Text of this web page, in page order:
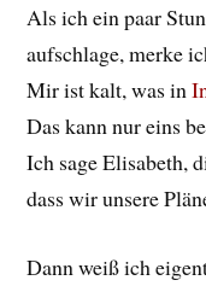
Als ich ein paar
aufschlage, merke
Mir ist kalt, was in
Das kann nur eins
Ich sage Elisabeth,
dass wir unsere
Dann weiß ich